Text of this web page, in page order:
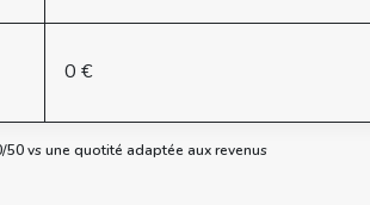
vs une quotité adaptée aux revenus
0 €